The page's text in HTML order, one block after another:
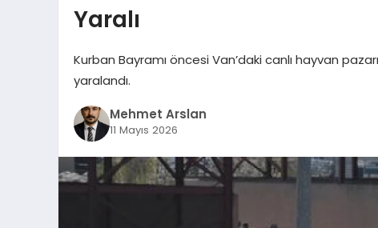
Yaralı
Kurban Bayramı öncesi Van’daki canlı hayvan
yaralandı.
Mehmet Arslan
11 Mayıs 2026